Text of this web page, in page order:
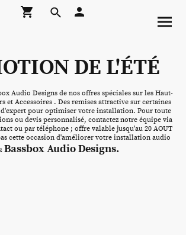
DE L'ÉTÉ
Audio Designs de nos offres spéciales sur les Haut-
et Accessoires . Des remises attractive sur certaines
d'expert pour optimiser votre installation. Pour toute
ou devis personnalisé, contactez notre équipe via
ou par téléphone ; offre valable jusqu'au 20 AOUT
cette occasion d'améliorer votre installation audio
Bassbox Audio Designs.